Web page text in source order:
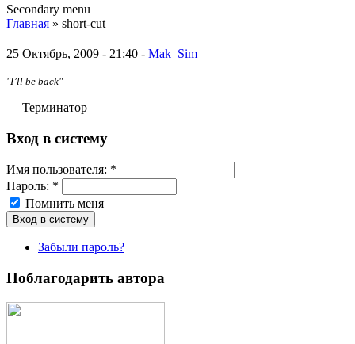
Secondary menu
Главная » short-cut
25 Октябрь, 2009 - 21:40 - Mak_Sim
"I’ll be back"
— Терминатор
Вход в систему
Имя пoльзовaтeля: *
Пароль: *
Помнить меня
Забыли пароль?
Поблагодарить автора